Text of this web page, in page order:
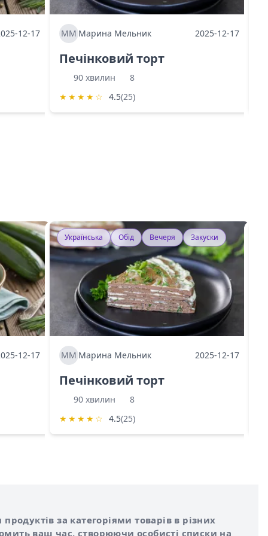
12-17 МММарина Мельник 2025-12-17
Печінковий торт
90 хвилин
8
★ ★ ★ ★ ☆ 4.5(25)
12-17
Українська Обід Вечеря Закуски
МММарина Мельник 2025-12-17
Печінковий торт
90 хвилин
8
★ ★ ★ ★ ☆ 4.5(25)
за категоріями товарів в різних
ваш час, створюючи особисті списки на